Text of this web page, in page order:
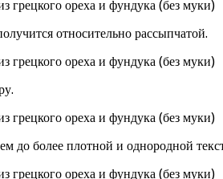
относительно рассыпчатой.
до более плотной и однородной